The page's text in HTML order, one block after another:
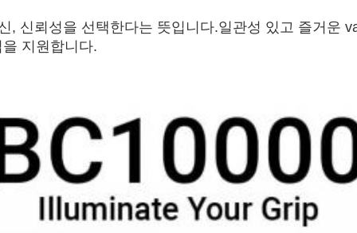
, 신뢰성을 선택한다는 뜻입니다.일관성 있고 즐거운
지원합니다.